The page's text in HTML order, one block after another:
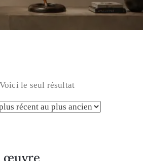
Voici le seul résultat
œuvre